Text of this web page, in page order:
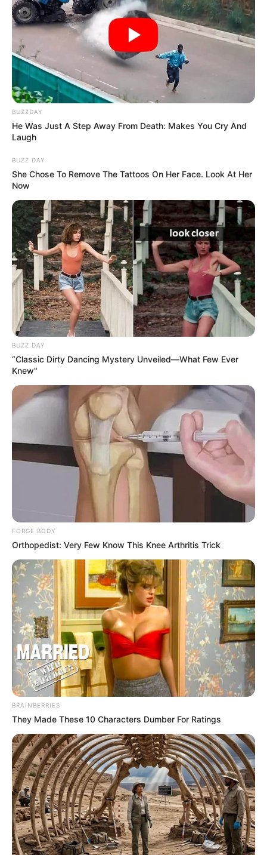
majë të sulmit Xheko, ndërsa pas tij Peroti, Kristante dhe
Shik. Zaniolo përsëri në stol, ndërsa De Rosi e N’Zonzi
formonin “digën” përpara mbrojtjes.
Roma rezistoi vetëm tre minuta, pasi Milik kaloi miqtë në
avantazh me anë të një goli të fantastik. Roma u hodh në
sulm dhe arriti të barazonte ndeshjen në minutën e katërt
shtesë të pjesës së parë.
Penallti për Romën dhe përsipër e mori i pagabueshmi
Peroti. Argjentinasi tundi rrjetën, në stadium shpërtheu
festa dhe ekipet shkuan në barazim në dhomat e
zhveshjes. E dyta nuk kishte histori dhe nisi me furinë e
Mertens dhe Verdi shënuan dy herë brenda pesë minutash,
ndërsa në fund pati festë edhe për gjermanin Junes. Kjo
fitore e ngjit Napolin në kuotën e 63 pikëve, ndërsa
verdhekuqtë mbeten në vendin e gjashtë me 47 pikë, katër
më pak se Milani i vendi të katërt.
Nuk pati fitues ndeshja midis Fiorentinës dhe Torinos.
Vendasit nuk arritën të mposhtin Torinon për t’ia dedikuar
fitoren idhullit të qytetit, Gabriel Omar Batistutës, i cili
BUZZDAY
He Was Just A Step Away From Death: Makes You Cry And
Laugh
BUZZ DAY
She Chose To Remove The Tattoos On Her Face. Look At Her
Now
BUZZ DAY
“Classic Dirty Dancing Mystery Unveiled—What Few Ever
Knew"
FORGE BODY
Orthopedist: Very Few Know This Knee Arthritis Trick
BRAINBERRIES
They Made These 10 Characters Dumber For Ratings